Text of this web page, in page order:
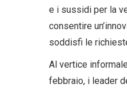
e i sussidi per la
consentire
soddisfi le
Al vertice
febbraio, i leader